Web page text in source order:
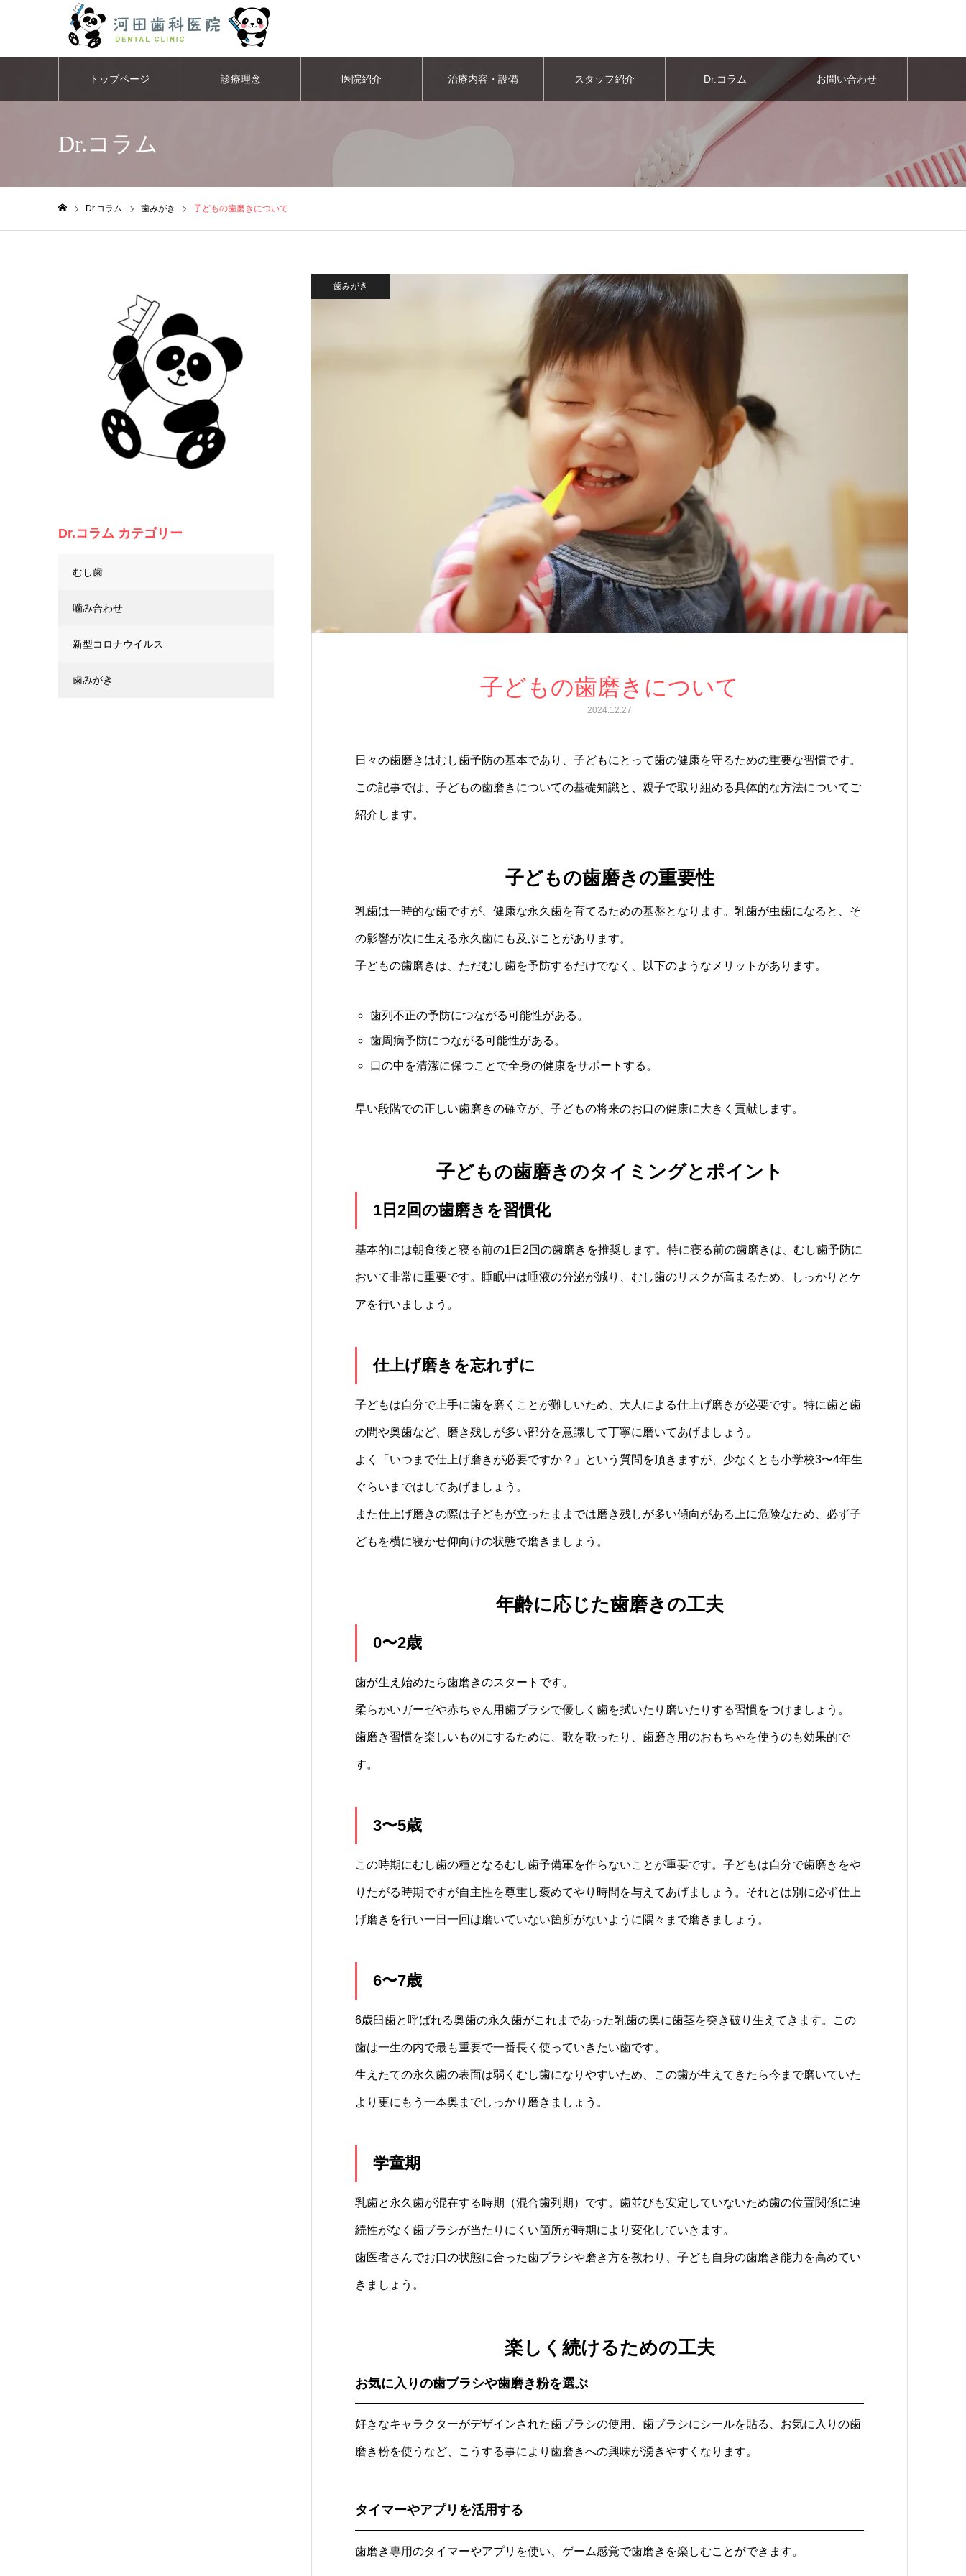
トップページ 診療理念 医院紹介 治療内容・設備 スタッフ紹介 Dr.コラム お問い合わせ
Dr.コラム
Dr.コラム 歯みがき 子どもの歯磨きについて
歯みがき
子どもの歯磨きについて
2024.12.27
日々の歯磨きはむし歯予防の基本であり、子どもにとって歯の健康を守るための重要な習慣です。
この記事では、子どもの歯磨きについての基礎知識と、親子で取り組める具体的な方法についてご
紹介します。
子どもの歯磨きの重要性
乳歯は一時的な歯ですが、健康な永久歯を育てるための基盤となります。乳歯が虫歯になると、そ
の影響が次に生える永久歯にも及ぶことがあります。
子どもの歯磨きは、ただむし歯を予防するだけでなく、以下のようなメリットがあります。
歯列不正の予防につながる可能性がある。
歯周病予防につながる可能性がある。
口の中を清潔に保つことで全身の健康をサポートする。
早い段階での正しい歯磨きの確立が、子どもの将来のお口の健康に大きく貢献します。
子どもの歯磨きのタイミングとポイント
1日2回の歯磨きを習慣化
基本的には朝食後と寝る前の1日2回の歯磨きを推奨します。特に寝る前の歯磨きは、むし歯予防に
おいて非常に重要です。睡眠中は唾液の分泌が減り、むし歯のリスクが高まるため、しっかりとケ
アを行いましょう。
仕上げ磨きを忘れずに
子どもは自分で上手に歯を磨くことが難しいため、大人による仕上げ磨きが必要です。特に歯と歯
の間や奥歯など、磨き残しが多い部分を意識して丁寧に磨いてあげましょう。
よく「いつまで仕上げ磨きが必要ですか？」という質問を頂きますが、少なくとも小学校3〜4年生
ぐらいまではしてあげましょう。
また仕上げ磨きの際は子どもが立ったままでは磨き残しが多い傾向がある上に危険なため、必ず子
どもを横に寝かせ仰向けの状態で磨きましょう。
年齢に応じた歯磨きの工夫
0〜2歳
歯が生え始めたら歯磨きのスタートです。
柔らかいガーゼや赤ちゃん用歯ブラシで優しく歯を拭いたり磨いたりする習慣をつけましょう。
歯磨き習慣を楽しいものにするために、歌を歌ったり、歯磨き用のおもちゃを使うのも効果的で
す。
3〜5歳
この時期にむし歯の種となるむし歯予備軍を作らないことが重要です。子どもは自分で歯磨きをや
りたがる時期ですが自主性を尊重し褒めてやり時間を与えてあげましょう。それとは別に必ず仕上
げ磨きを行い一日一回は磨いていない箇所がないように隅々まで磨きましょう。
6〜7歳
6歳臼歯と呼ばれる奥歯の永久歯がこれまであった乳歯の奥に歯茎を突き破り生えてきます。この
歯は一生の内で最も重要で一番長く使っていきたい歯です。
生えたての永久歯の表面は弱くむし歯になりやすいため、この歯が生えてきたら今まで磨いていた
より更にもう一本奥までしっかり磨きましょう。
学童期
乳歯と永久歯が混在する時期（混合歯列期）です。歯並びも安定していないため歯の位置関係に連
続性がなく歯ブラシが当たりにくい箇所が時期により変化していきます。
歯医者さんでお口の状態に合った歯ブラシや磨き方を教わり、子ども自身の歯磨き能力を高めてい
きましょう。
楽しく続けるための工夫
お気に入りの歯ブラシや歯磨き粉を選ぶ
好きなキャラクターがデザインされた歯ブラシの使用、歯ブラシにシールを貼る、お気に入りの歯
磨き粉を使うなど、こうする事により歯磨きへの興味が湧きやすくなります。
タイマーやアプリを活用する
歯磨き専用のタイマーやアプリを使い、ゲーム感覚で歯磨きを楽しむことができます。
Dr.コラム カテゴリー
むし歯
噛み合わせ
新型コロナウイルス
歯みがき